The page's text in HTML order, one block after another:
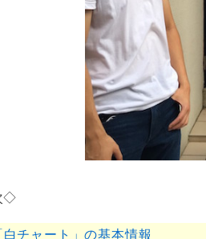
◇
白チャート」の基本情報